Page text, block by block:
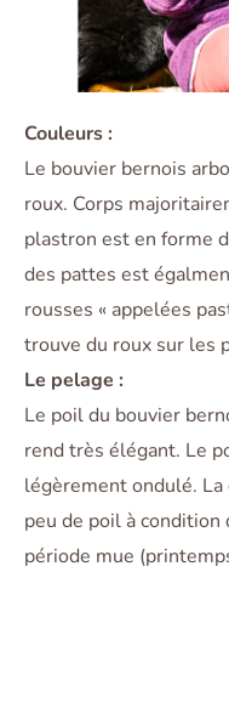
Couleurs :
Le bouvier bernois
roux. Corps
plastron est en forme
des pattes est
rousses « appelées
trouve du roux sur les
Le pelage :
Le poil du bouvier
rend très élégant. Le
légèrement ondulé.
peu de poil à
période mue